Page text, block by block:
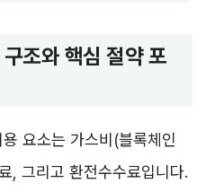
조와 핵심 절약 포
요소는 가스비(블록체인
, 그리고 환전수수료입니다.